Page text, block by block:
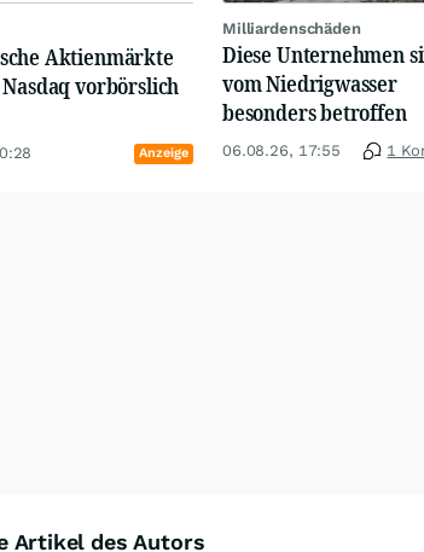
Aktienmärkte
vorbörslich
Anzeige
Milliardenschäden
Diese Unternehmen
vom Niedrigwasser
besonders betroffen
06.08.26, 17:55 1
Artikel des Autors